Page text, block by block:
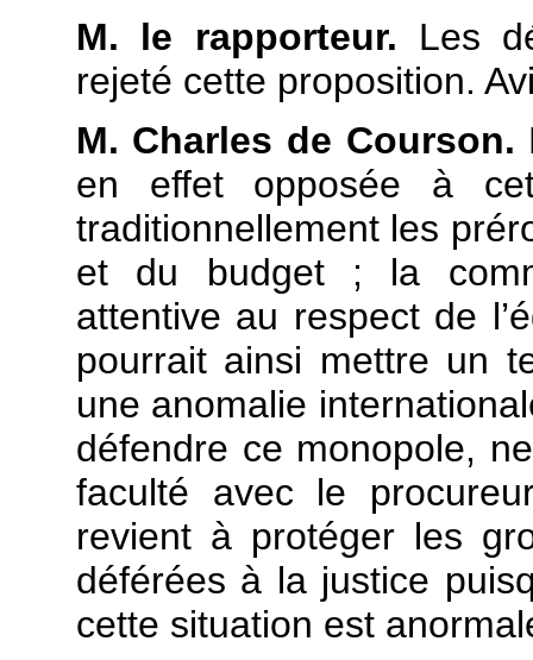
M. le rapporteur. Les
rejeté cette proposition.
M. Charles de Courson.
en effet opposée à
traditionnellement les
et du budget ; la
attentive au respect de
pourrait ainsi mettre un
une anomalie
défendre ce monopole,
faculté avec le
revient à protéger les
déférées à la justice
cette situation est